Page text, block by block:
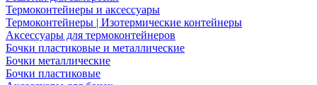
Термоконтейнеры и аксессуары
Термоконтейнеры | Изотермические контейнеры
Аксессуары для термоконтейнеров
Бочки пластиковые и металлические
Бочки металлические
Бочки пластиковые